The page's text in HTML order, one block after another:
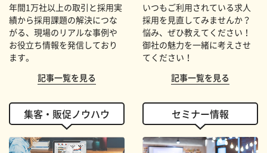
年間1万社以上の取引と採用実
績から採用課題の解決につな
がる、現場のリアルな事例や
お役立ち情報を発信しており
ます。
記事一覧を見る
いつもご利用されている求人
採用を見直してみませんか？
悩み、ぜひ教えてください！
御社の魅力を一緒に考えさせ
てください！
記事一覧を見る
集客・販促ノウハウ セミナー情報